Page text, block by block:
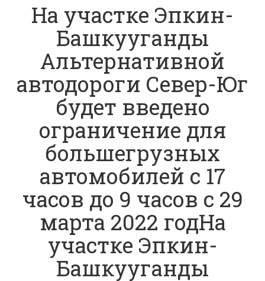
На участке Эпкин-
Башкууганды
Альтернативной
автодороги Север-Юг
будет введено
ограничение для
большегрузных
автомобилей с 17
часов до 9 часов с 29
марта 2022 годНа
участке Эпкин-
Башкууганды